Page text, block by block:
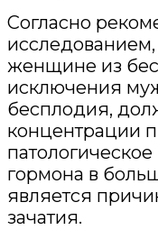
Согласно
женщине из
исключения
бесплодия,
концентрации
гормона в
является
зачатия.